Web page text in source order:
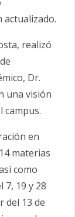
actualizado.
realizó
Dr.
una visión
campus.
en
materias
como
7, 19 y 28
del 13 de